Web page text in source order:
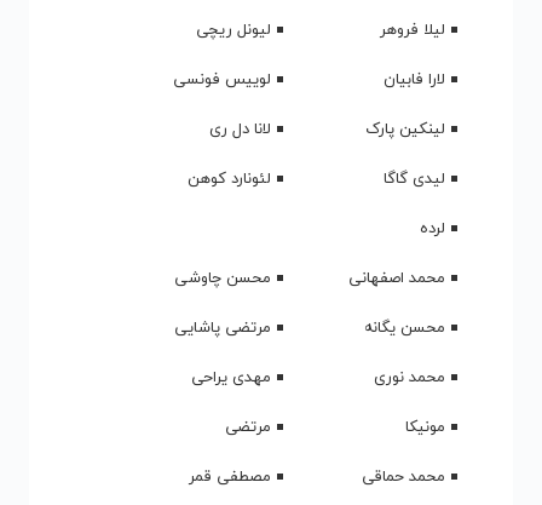
لیلا فروهر
لیونل ریچی
لارا فابیان
لوییس فونسی
لینکین پارک
لانا دل ری
لیدی گاگا
لئونارد کوهن
لرده
محمد اصفهانی
محسن چاوشی
محسن یگانه
مرتضی پاشایی
محمد نوری
مهدی یراحی
مونیکا
مرتضی
محمد حماقی
مصطفی قمر